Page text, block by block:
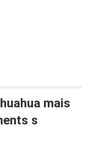
mais
s